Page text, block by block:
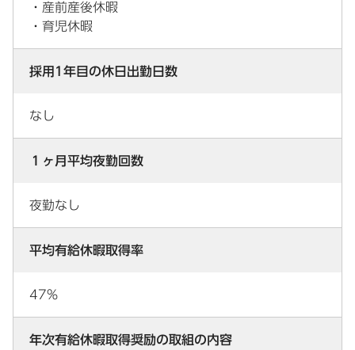
・産前産後休暇
・育児休暇
採用1年目の休日出勤日数
なし
１ヶ月平均夜勤回数
夜勤なし
平均有給休暇取得率
47%
年次有給休暇取得奨励の取組の内容